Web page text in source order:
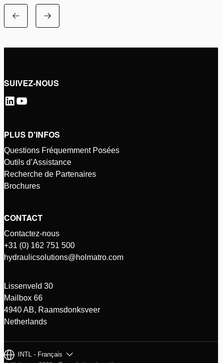
SUIVEZ-NOUS
PLUS D'INFOS
Questions Fréquemment Posées
Outils d’Assistance
Recherche de Partenaires
Brochures
CONTACT
Contactez-nous
+31 (0) 162 751 500
hydraulicsolutions@holmatro.com
Lissenveld 30
Mailbox 66
4940 AB, Raamsdonksveer
Netherlands
INTL - Français